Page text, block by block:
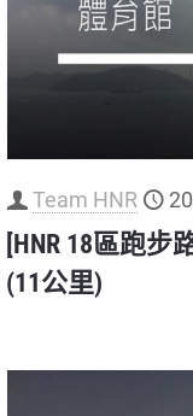
Team HNR
[HNR 18區跑
(11公里)